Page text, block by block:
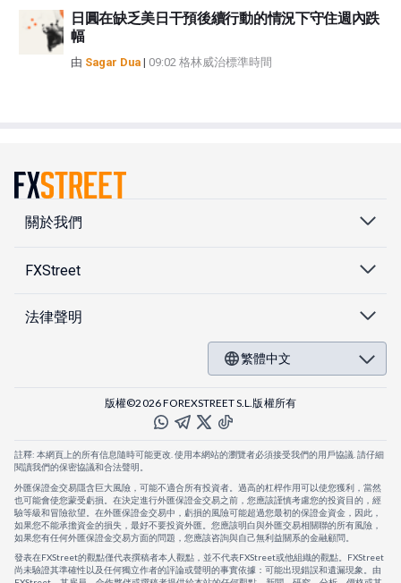
日圓在缺乏美日干預後續行動的情況下守住週內跌
幅
由 Sagar Dua | 09:02 格林威治標準時間
關於我們
FXStreet
法律聲明
繁體中文
版權©2026 FOREXSTREET S.L.版權所有
註釋: 本網頁上的所有信息隨時可能更改. 使用本網站的瀏覽者必須接受我們的用戶協議. 請仔細
閱讀我們的保密協議和合法聲明。
外匯保證金交易隱含巨大風險，可能不適合所有投資者。過高的杠桿作用可以使您獲利，當然
也可能會使您蒙受虧損。在決定進行外匯保證金交易之前，您應該謹慎考慮您的投資目的，經
驗等級和冒險欲望。在外匯保證金交易中，虧損的風險可能超過您最初的保證金資金，因此，
如果您不能承擔資金的損失，最好不要投資外匯。您應該明白與外匯交易相關聯的所有風險，
如果您有任何外匯保證金交易方面的問題，您應該咨詢與自己無利益關系的金融顧問。
發表在FXStreet的觀點僅代表撰稿者本人觀點，並不代表FXStreet或他組織的觀點。FXStreet
尚未驗證其準確性以及任何獨立作者的評論或聲明的事實依據：可能出現錯誤和遺漏現象。由